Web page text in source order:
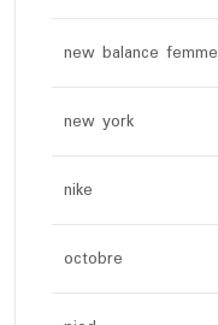
new balance femme
new york
nike
octobre